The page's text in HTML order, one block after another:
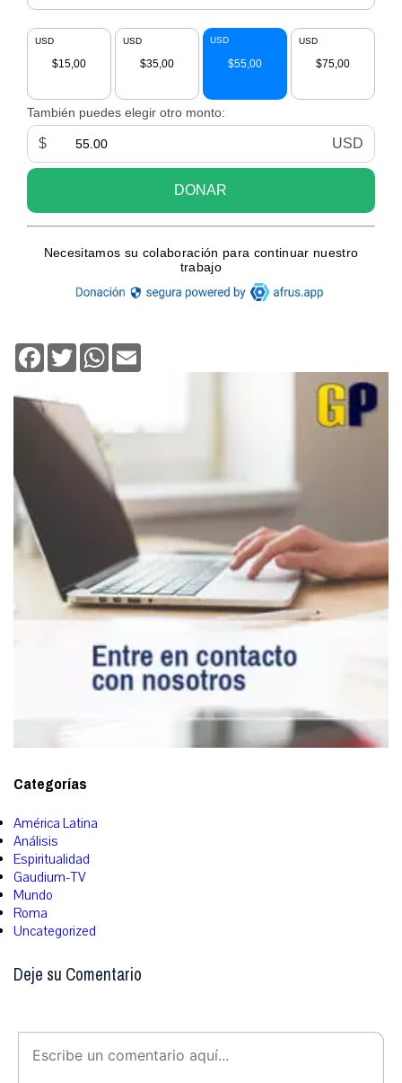
Facebook
TwitterWhatsApp
Categorías
América Latina
Análisis
Espiritualidad
Gaudium-TV
Mundo
Roma
Uncategorized
Deje su Comentario